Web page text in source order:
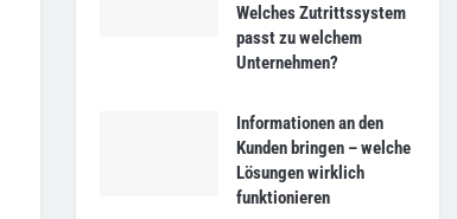
Welches Zutrittssystem
passt zu welchem
Unternehmen?
Informationen an den
Kunden bringen – welche
Lösungen wirklich
funktionieren